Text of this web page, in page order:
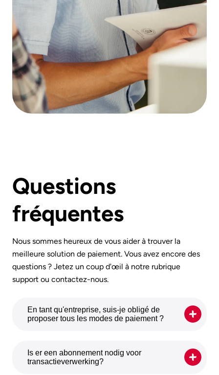
Questions
fréquentes
Nous sommes heureux de vous aider à trouver la
meilleure solution de paiement. Vous avez encore des
questions ? Jetez un coup d'œil à notre rubrique
support ou contactez-nous.
En tant qu'entreprise, suis-je obligé de
proposer tous les modes de paiement ?
choisissez vous-même, tant que vous
proposez au moins une méthode
Is er een abonnement nodig voor
transactieverwerking?